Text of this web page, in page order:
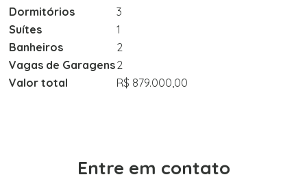
Dormitórios
3
Suítes
1
Banheiros
2
Vagas de Garagens2
Valor total
R$ 879.000,00
Entre em contato